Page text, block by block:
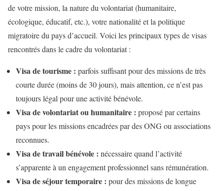
de votre mission, la nature du volontariat (humanitaire,
écologique, éducatif, etc.), votre nationalité et la politique
migratoire du pays d’accueil. Voici les principaux types de visas
rencontrés dans le cadre du volontariat :
Visa de tourisme : parfois suffisant pour des missions de très
courte durée (moins de 30 jours), mais attention, ce n’est pas
toujours légal pour une activité bénévole.
Visa de volontariat ou humanitaire : proposé par certains
pays pour les missions encadrées par des ONG ou associations
reconnues.
Visa de travail bénévole : nécessaire quand l’activité
s’apparente à un engagement professionnel sans rémunération.
Visa de séjour temporaire : pour des missions de longue